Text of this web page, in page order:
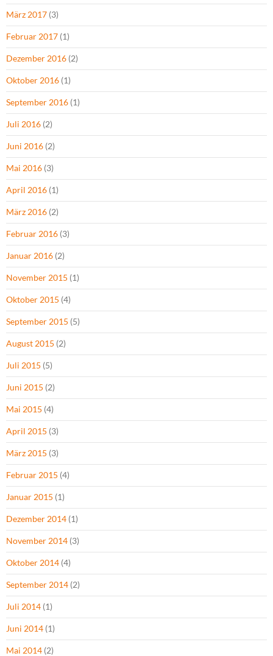
März 2017 (3)
Februar 2017 (1)
Dezember 2016 (2)
Oktober 2016 (1)
September 2016 (1)
Juli 2016 (2)
Juni 2016 (2)
Mai 2016 (3)
April 2016 (1)
März 2016 (2)
Februar 2016 (3)
Januar 2016 (2)
November 2015 (1)
Oktober 2015 (4)
September 2015 (5)
August 2015 (2)
Juli 2015 (5)
Juni 2015 (2)
Mai 2015 (4)
April 2015 (3)
März 2015 (3)
Februar 2015 (4)
Januar 2015 (1)
Dezember 2014 (1)
November 2014 (3)
Oktober 2014 (4)
September 2014 (2)
Juli 2014 (1)
Juni 2014 (1)
Mai 2014 (2)